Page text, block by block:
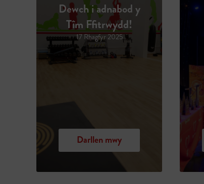
Dewch i adnabod y
Tîm Ffitrwydd!
17 Rhagfyr 2025
Darllen mwy